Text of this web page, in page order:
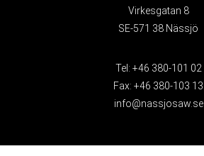
Virkesgatan 8
SE-571 38 Nässjö
Tel: +46 380-101 02
Fax: +46 380-103 13
info@nassjosaw.se